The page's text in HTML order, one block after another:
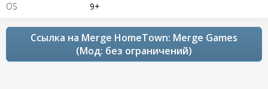
OS 9+
Ссылка на Merge HomeTown: Merge Games
(Мод: без ограничений)